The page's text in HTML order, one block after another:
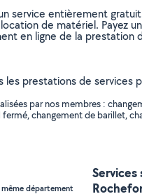
service entièrement
de matériel. Payez
en ligne de la prestation
les prestations de
par nos membres :
changement de barillet,
département
Services